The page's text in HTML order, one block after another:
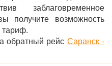
заблаговременное
получите возможность
обратный рейс Саранск -